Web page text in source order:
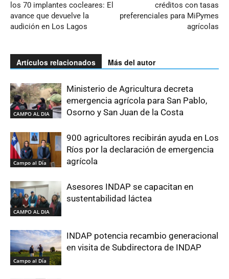
los 70 implantes cocleares: El
avance que devuelve la
audición en Los Lagos
créditos con tasas
preferenciales para MiPymes
agrícolas
Artículos relacionados Más del autor
CAMPO AL DIA
Ministerio de Agricultura decreta
emergencia agrícola para San Pablo,
Osorno y San Juan de la Costa
Campo al Día
900 agricultores recibirán ayuda en Los
Ríos por la declaración de emergencia
agrícola
CAMPO AL DIA
Asesores INDAP se capacitan en
sustentabilidad láctea
Campo al Día
INDAP potencia recambio generacional
en visita de Subdirectora de INDAP